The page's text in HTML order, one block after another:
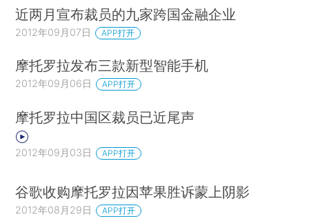
近两月宣布裁员的九家跨国金融企业
2012年09月07日 APP打开
摩托罗拉发布三款新型智能手机
2012年09月06日 APP打开
摩托罗拉中国区裁员已近尾声
2012年09月03日 APP打开
谷歌收购摩托罗拉因苹果胜诉蒙上阴影
2012年08月29日 APP打开